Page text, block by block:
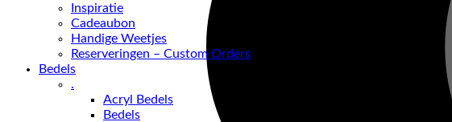
Inspiratie
Cadeaubon
Handige Weetjes
Reserveringen – Custom Orders
Bedels
.
Acryl Bedels
Bedels